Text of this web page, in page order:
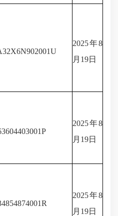
2025年8
月19日
2025年8
月19日
2025年8
月19日